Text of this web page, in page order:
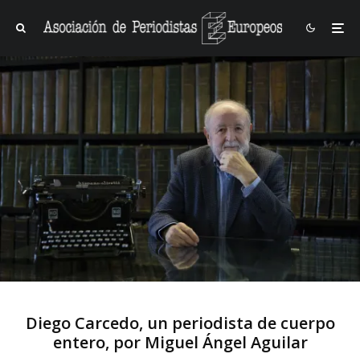
Diego Carcedo, un periodista de cuerpo
entero, por Miguel Ángel Aguilar